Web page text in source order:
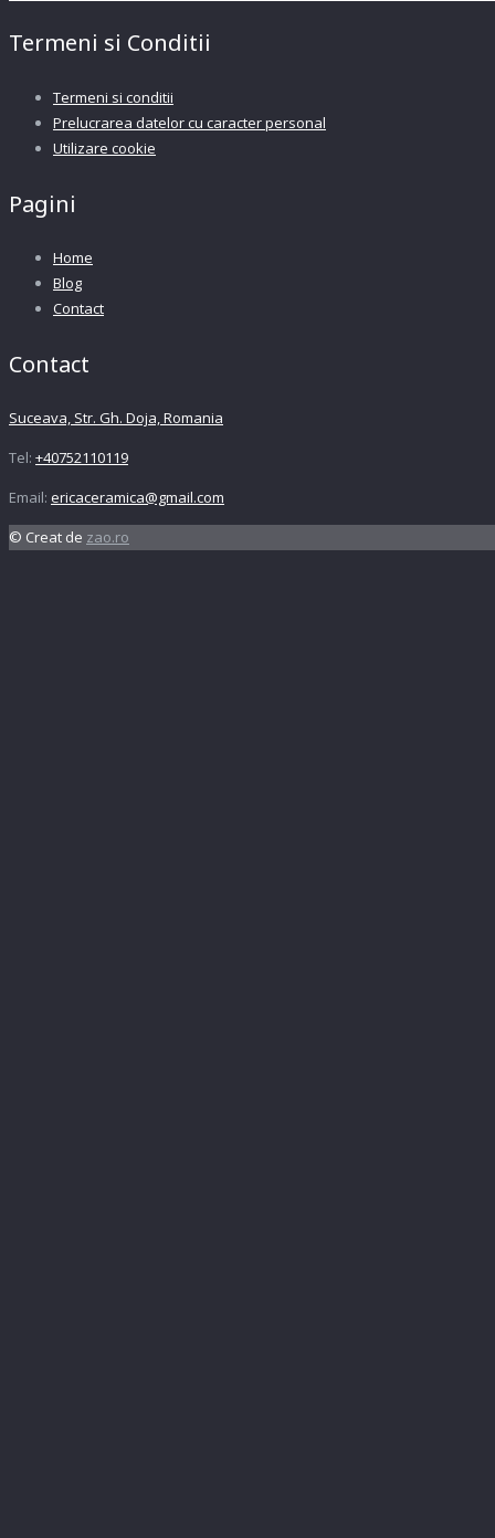
Termeni si Conditii
Termeni si conditii
Prelucrarea datelor cu caracter personal
Utilizare cookie
Pagini
Home
Blog
Contact
Contact
Suceava, Str. Gh. Doja, Romania
Tel: +40752110119
Email: ericaceramica@gmail.com
© Creat de zao.ro